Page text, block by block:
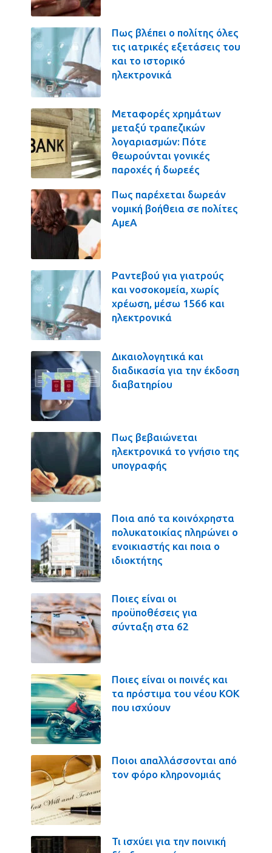
Πως βλέπει ο πολίτης όλες
τις ιατρικές εξετάσεις του
και το ιστορικό
ηλεκτρονικά
Μεταφορές χρημάτων
μεταξύ τραπεζικών
λογαριασμών: Πότε
θεωρούνται γονικές
παροχές ή δωρεές
Πως παρέχεται δωρεάν
νομική βοήθεια σε πολίτες
ΑμεΑ
Ραντεβού για γιατρούς
και νοσοκομεία, χωρίς
χρέωση, μέσω 1566 και
ηλεκτρονικά
Δικαιολογητικά και
διαδικασία για την έκδοση
διαβατηρίου
Πως βεβαιώνεται
ηλεκτρονικά το γνήσιο της
υπογραφής
Ποια από τα κοινόχρηστα
πολυκατοικίας πληρώνει ο
ενοικιαστής και ποια ο
ιδιοκτήτης
Ποιες είναι οι
προϋποθέσεις για
σύνταξη στα 62
Ποιες είναι οι ποινές και
τα πρόστιμα του νέου ΚΟΚ
που ισχύουν
Ποιοι απαλλάσσονται από
τον φόρο κληρονομιάς
Τι ισχύει για την ποινική